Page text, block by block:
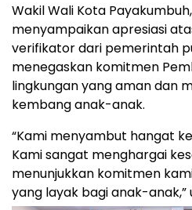
Wakil Wali Kota
menyampaikan apresiasi
verifikator dari pemerintah
menegaskan komitmen
lingkungan yang aman dan
kembang anak-anak.
“Kami menyambut hangat
Kami sangat menghargai
menunjukkan komitmen
yang layak bagi anak-anak,”